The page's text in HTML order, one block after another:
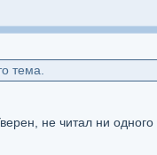
тема.
не читал ни